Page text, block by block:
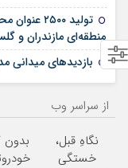
تولید
منطقه‌ای مازندران و
بازدیدهای میدانی
از سراسر وب
نگاهِ قبل،
خستگی